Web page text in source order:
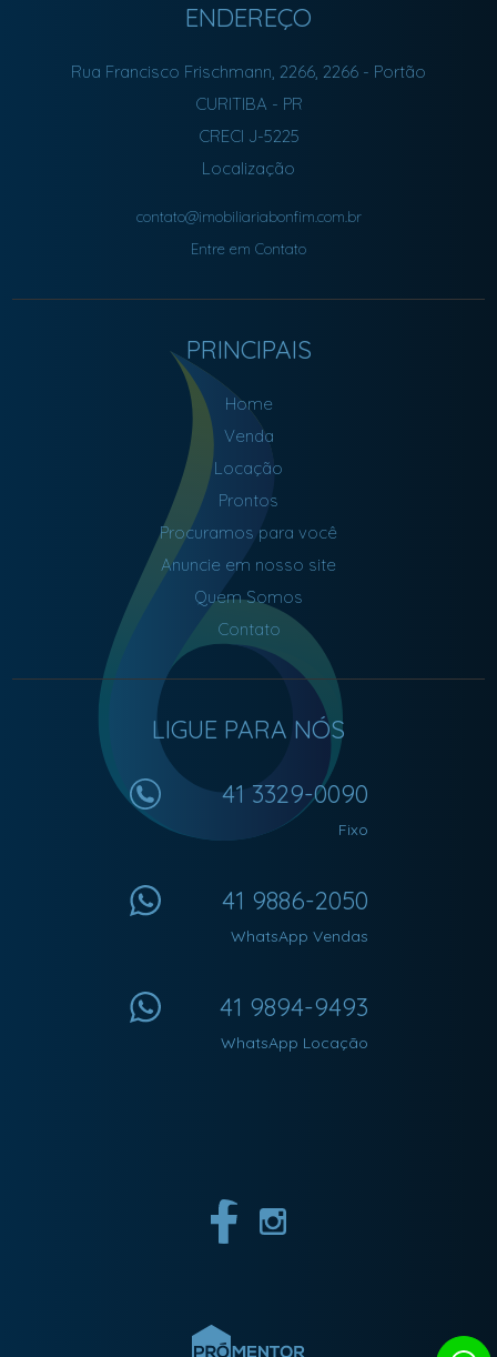
ENDEREÇO
Rua Francisco Frischmann, 2266, 2266 - Portão
CURITIBA - PR
CRECI J-5225
Localização
contato@imobiliariabonfim.com.br
Entre em Contato
PRINCIPAIS
Home
Venda
Locação
Prontos
Procuramos para você
Anuncie em nosso site
Quem Somos
Contato
LIGUE PARA NÓS
41 3329-0090
Fixo
41 9886-2050
WhatsApp Vendas
41 9894-9493
WhatsApp Locação